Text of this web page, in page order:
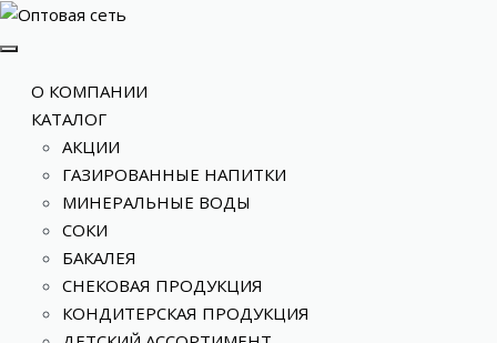
О КОМПАНИИ
КАТАЛОГ
АКЦИИ
ГАЗИРОВАННЫЕ НАПИТКИ
МИНЕРАЛЬНЫЕ ВОДЫ
СОКИ
БАКАЛЕЯ
СНЕКОВАЯ ПРОДУКЦИЯ
КОНДИТЕРСКАЯ ПРОДУКЦИЯ